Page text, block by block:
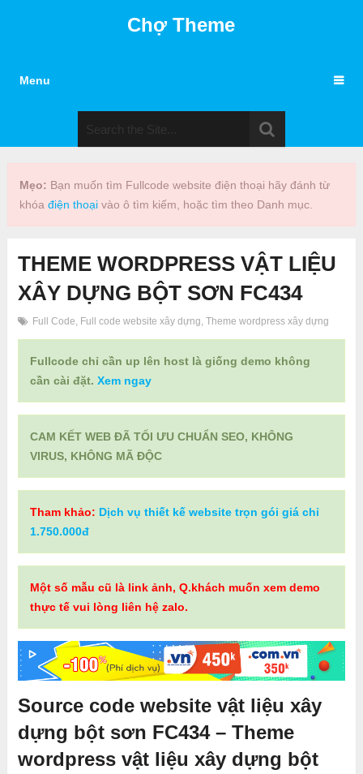
Chợ Theme
Menu
Mẹo: Bạn muốn tìm Fullcode website điện thoại hãy đánh từ
khóa điện thoạivào ô tìm kiếm, hoặc tìm theo Danh mục.
THEME WORDPRESS VẬT LIỆU
XÂY DỰNG BỘT SƠN FC434
Full Code, Full code website xây dựng, Theme wordpress xây dựng
Fullcode chỉ cần up lên host là giống demo không
cần cài đặt. Xem ngay
CAM KẾT WEB ĐÃ TỐI ƯU CHUẨN SEO, KHÔNG
VIRUS, KHÔNG MÃ ĐỘC
Tham khảo: Dịch vụ thiết kế website trọn gói giá chỉ
1.750.000đ
Một số mẫu cũ là link ảnh, Q.khách muốn xem demo
thực tế vui lòng liên hệ zalo.
Source code website vật liệu xây
dựng bột sơn FC434 – Theme
wordpress vật liệu xây dựng bột